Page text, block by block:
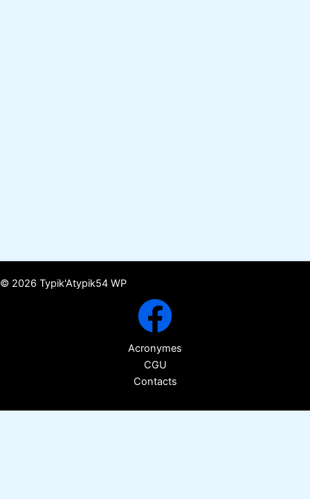
© 2026 Typik'Atypik54 WP
Acronymes
CGU
Contacts